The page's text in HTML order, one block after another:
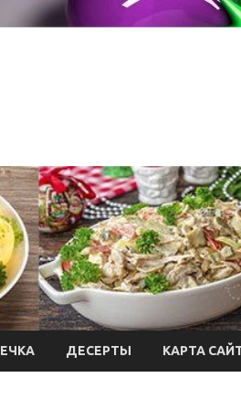
ДЕСЕРТЫ КАРТА